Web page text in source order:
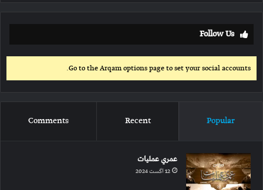
Follow Us
Go to the Arqam options page to set your social accounts.
Popular
Recent
Comments
عمري عملیات
12 اگست 2024